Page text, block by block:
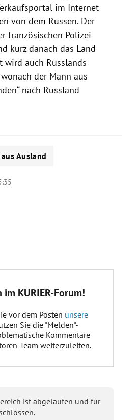
im Internet
von dem Russen. Der
französischen Polizei
kurz danach das Land
wird auch Russlands
der Mann aus
nach Russland
Ausland